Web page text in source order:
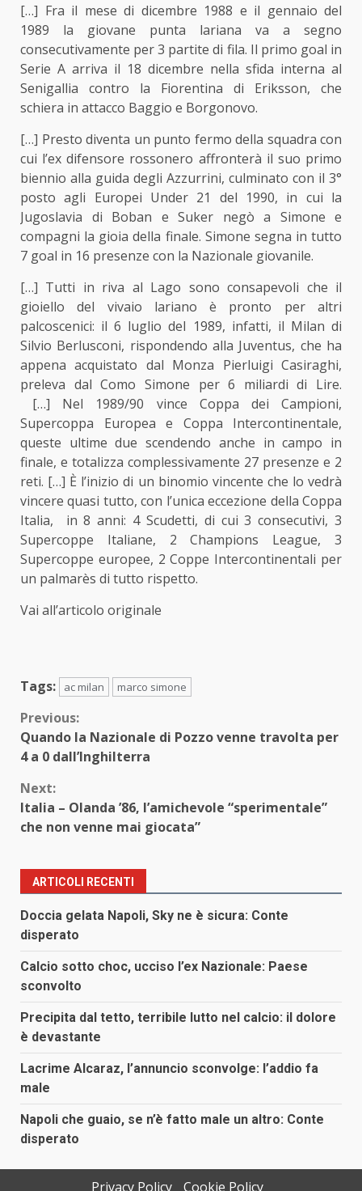
[…] Fra il mese di dicembre 1988 e il gennaio del
1989 la giovane punta lariana va a segno
consecutivamente per 3 partite di fila. Il primo goal in
Serie A arriva il 18 dicembre nella sfida interna al
Senigallia contro la Fiorentina di Eriksson, che
schiera in attacco Baggio e Borgonovo.
[…] Presto diventa un punto fermo della squadra con
cui l’ex difensore rossonero affronterà il suo primo
biennio alla guida degli Azzurrini, culminato con il 3°
posto agli Europei Under 21 del 1990, in cui la
Jugoslavia di Boban e Suker negò a Simone e
compagni la gioia della finale. Simone segna in tutto
7 goal in 16 presenze con la Nazionale giovanile.
[…] Tutti in riva al Lago sono consapevoli che il
gioiello del vivaio lariano è pronto per altri
palcoscenici: il 6 luglio del 1989, infatti, il Milan di
Silvio Berlusconi, rispondendo alla Juventus, che ha
appena acquistato dal Monza Pierluigi Casiraghi,
preleva dal Como Simone per 6 miliardi di Lire.
[…] Nel 1989/90 vince Coppa dei Campioni,
Supercoppa Europea e Coppa Intercontinentale,
queste ultime due scendendo anche in campo in
finale, e totalizza complessivamente 27 presenze e 2
reti. […] È l’inizio di un binomio vincente che lo vedrà
vincere quasi tutto, con l’unica eccezione della Coppa
Italia, in 8 anni: 4 Scudetti, di cui 3 consecutivi, 3
Supercoppe Italiane, 2 Champions League, 3
Supercoppe europee, 2 Coppe Intercontinentali per
un palmarès di tutto rispetto.
Vai all’articolo originale
Tags: ac milan marco simone
Continue
Reading
Previous:
Quando la Nazionale di Pozzo venne travolta per
4 a 0 dall’Inghilterra
Next:
Italia – Olanda ’86, l’amichevole “sperimentale”
che non venne mai giocata”
ARTICOLI RECENTI
Doccia gelata Napoli, Sky ne è sicura: Conte
disperato
Calcio sotto choc, ucciso l’ex Nazionale: Paese
sconvolto
Precipita dal tetto, terribile lutto nel calcio: il dolore
è devastante
Lacrime Alcaraz, l’annuncio sconvolge: l’addio fa
male
Napoli che guaio, se n’è fatto male un altro: Conte
disperato
Privacy Policy Cookie Policy